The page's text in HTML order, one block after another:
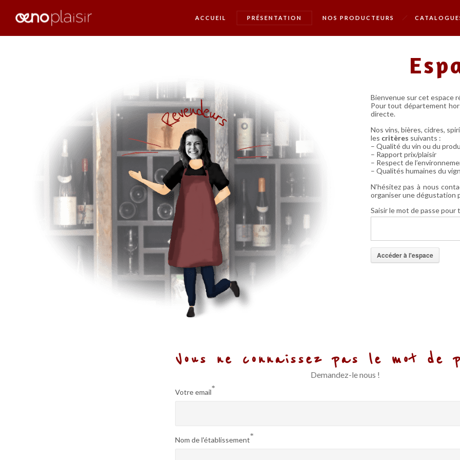
ACCUEIL PRÉSENTATION NOS PRODUCTEURS
Bienvenue sur cet espace
Pour tout département
directe.
Nos vins, bières, cidres,
les critères suivants :
– Qualité du vin ou du
– Rapport prix/plaisir
– Respect de
– Qualités humaines du
N’hésitez pas à nous
organiser une dégustation
Saisir le mot de passe pour
Accéder à l'espace
Vous ne connaissez pas le mot de
Demandez-le nous !
Votre email*
Nom de l'établissement*